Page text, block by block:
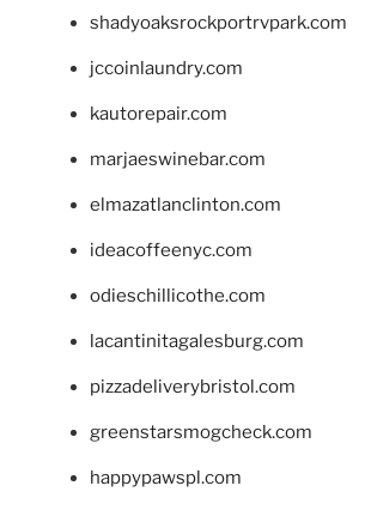
shadyoaksrockportrvpark.com
jccoinlaundry.com
kautorepair.com
marjaeswinebar.com
elmazatlanclinton.com
ideacoffeenyc.com
odieschillicothe.com
lacantinitagalesburg.com
pizzadeliverybristol.com
greenstarsmogcheck.com
happypawspl.com